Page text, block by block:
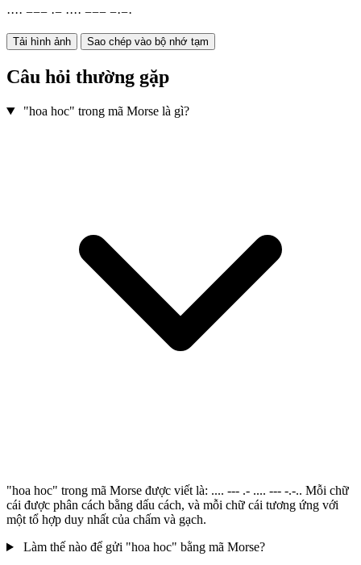
···· −−− ·− ···· −−− −·−·
Tải hình ảnh Sao chép vào bộ nhớ tạm
Câu hỏi thường gặp
"hoa hoc" trong mã Morse là gì?
"hoa hoc" trong mã Morse được viết là: .... --- .- .... --- -.-.. Mỗi chữ
cái được phân cách bằng dấu cách, và mỗi chữ cái tương ứng với
một tổ hợp duy nhất của chấm và gạch.
Làm thế nào để gửi "hoa hoc" bằng mã Morse?